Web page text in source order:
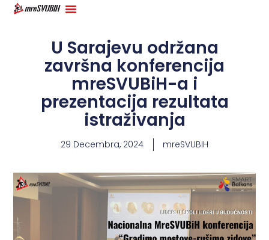
U Sarajevu održana
završna konferencija
mreSVUBiH-a i
prezentacija rezultata
istraživanja
29 Decembra, 2024 mreSVUBIH